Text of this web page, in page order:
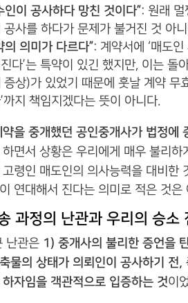
인이 공사하다 망친 것이다”: 원래 멀
공사를 하다가 문제가 불거진 것 아
의 의미가 다르다”: 계약서에 ‘매도
다’는 특약이 있긴 했지만, 이는 돌
증상)가 있었기 때문에 훗날 계약 무
까지 책임지겠다는 뜻이 아니다.
약을 중개했던 공인중개사가 법정에
하면서 상황은 우리에게 매우 불리하
령인 매도인의 의사능력을 대비한
연대해서 진다는 의미로 적은 것은
과정의 난관과 우리의 승소
난관은 1) 중개사의 불리한 증언을
물의 상태가 의뢰인이 공사하기 전,
하자임을 객관적으로 입증하는 것이